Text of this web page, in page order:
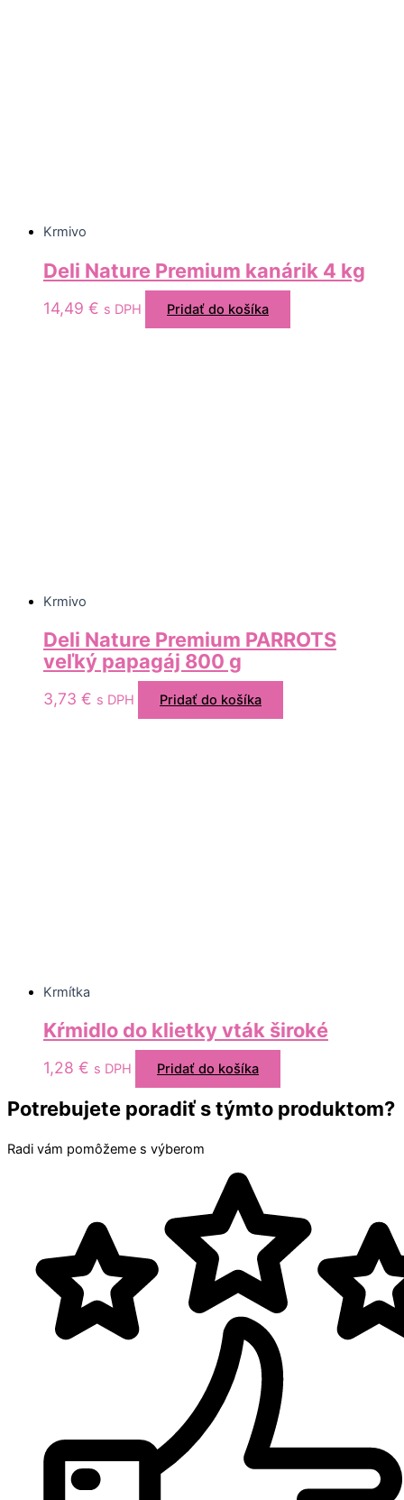
Krmivo
Deli Nature Premium kanárik 4 kg
14,49 € s DPH Pridať do košíka
Krmivo
Deli Nature Premium PARROTS
veľký papagáj 800 g
3,73 € s DPH Pridať do košíka
Krmítka
Kŕmidlo do klietky vták široké
1,28 € s DPH Pridať do košíka
Potrebujete poradiť s týmto produktom?
Radi vám pomôžeme s výberom